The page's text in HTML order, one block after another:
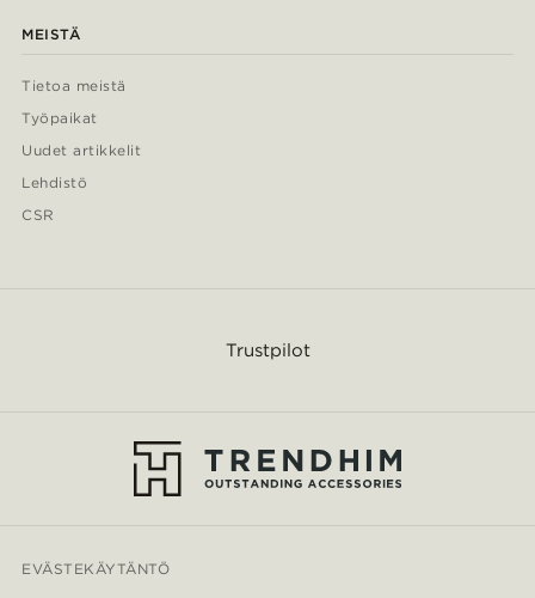
MEISTÄ
Tietoa meistä
Työpaikat
Uudet artikkelit
Lehdistö
CSR
Trustpilot
EVÄSTEKÄYTÄNTÖ